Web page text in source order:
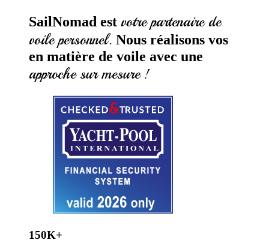
SailNomad est votre partenaire de
voile personnel. Nous réalisons vos
en matière de voile avec une
approche sur mesure !
150K+